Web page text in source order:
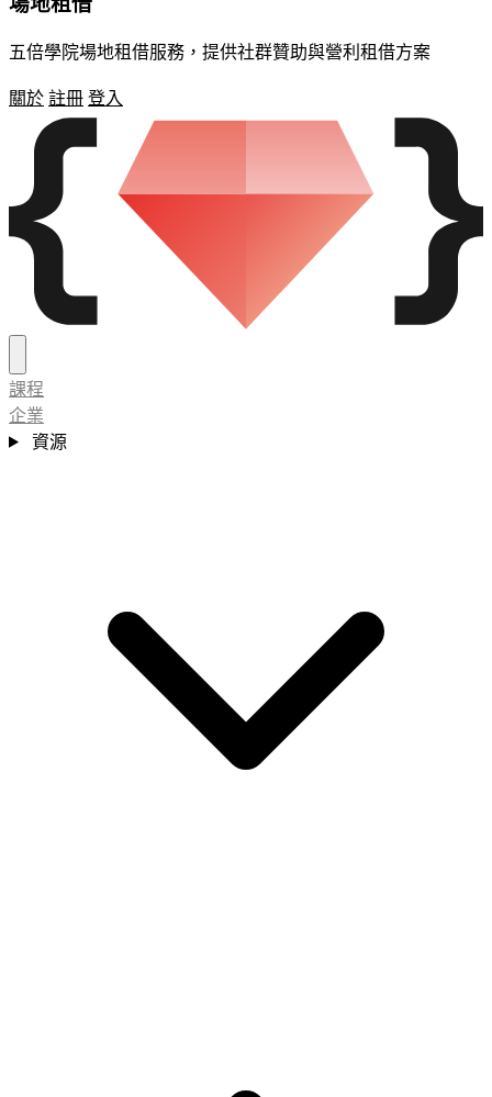
五倍學院場地租借服務，提供社群贊助與營利租借方案
關於 註冊 登入
課程
企業
資源